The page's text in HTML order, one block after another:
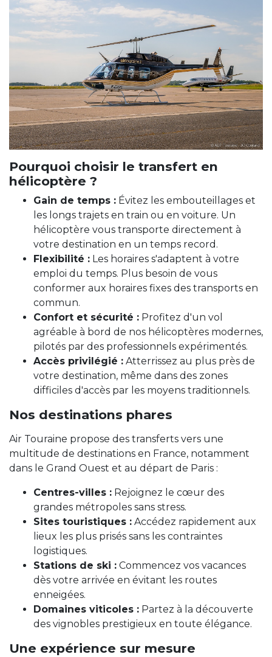
Pourquoi choisir le transfert en
hélicoptère ?
Gain de temps : Évitez les embouteillages et
les longs trajets en train ou en voiture. Un
hélicoptère vous transporte directement à
votre destination en un temps record.
Flexibilité : Les horaires s'adaptent à votre
emploi du temps. Plus besoin de vous
conformer aux horaires fixes des transports en
commun.
Confort et sécurité : Profitez d'un vol
agréable à bord de nos hélicoptères modernes,
pilotés par des professionnels expérimentés.
Accès privilégié : Atterrissez au plus près de
votre destination, même dans des zones
difficiles d'accès par les moyens traditionnels.
Nos destinations phares
Air Touraine propose des transferts vers une
multitude de destinations en France, notamment
dans le Grand Ouest et au départ de Paris :
Centres-villes : Rejoignez le cœur des
grandes métropoles sans stress.
Sites touristiques : Accédez rapidement aux
lieux les plus prisés sans les contraintes
logistiques.
Stations de ski : Commencez vos vacances
dès votre arrivée en évitant les routes
enneigées.
Domaines viticoles : Partez à la découverte
des vignobles prestigieux en toute élégance.
Une expérience sur mesure